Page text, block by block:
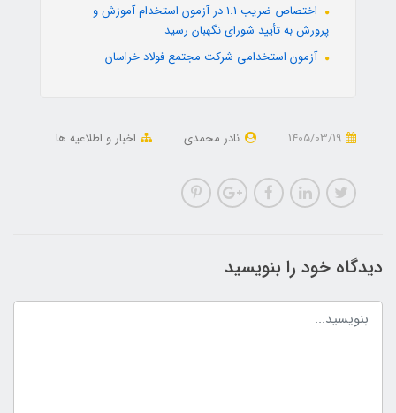
اختصاص ضریب 1.1 در آزمون استخدام آموزش و
پرورش به تأیید شورای نگهبان رسید
آزمون استخدامی شرکت مجتمع فولاد خراسان
نادر محمدی اخبار و اطلاعیه ها
دیدگاه خود را بنویسید